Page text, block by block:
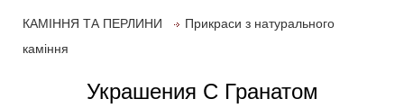
КАМІННЯ ТА ПЕРЛИНИ
Прикраси з натурального
каміння
Украшения С Гранатом